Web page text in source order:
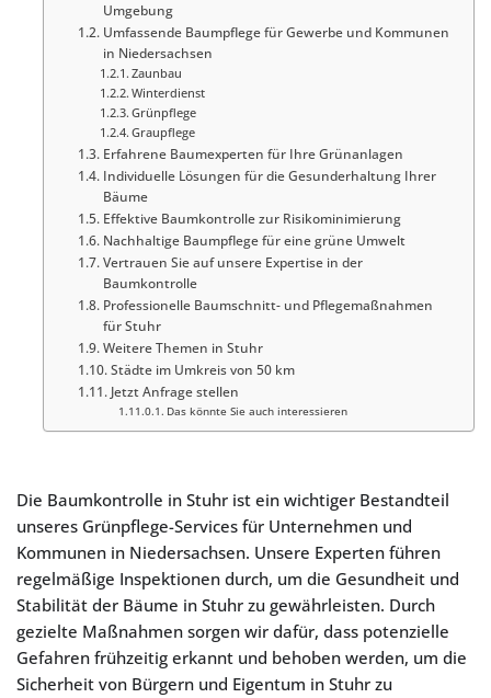
Umgebung
Umfassende Baumpflege für Gewerbe und Kommunen
in Niedersachsen
Zaunbau
Winterdienst
Grünpflege
Graupflege
Erfahrene Baumexperten für Ihre Grünanlagen
Individuelle Lösungen für die Gesunderhaltung Ihrer
Bäume
Effektive Baumkontrolle zur Risikominimierung
Nachhaltige Baumpflege für eine grüne Umwelt
Vertrauen Sie auf unsere Expertise in der
Baumkontrolle
Professionelle Baumschnitt- und Pflegemaßnahmen
für Stuhr
Weitere Themen in Stuhr
Städte im Umkreis von 50 km
Jetzt Anfrage stellen
Das könnte Sie auch interessieren
Die Baumkontrolle in Stuhr ist ein wichtiger Bestandteil
unseres Grünpflege-Services für Unternehmen und
Kommunen in Niedersachsen. Unsere Experten führen
regelmäßige Inspektionen durch, um die Gesundheit und
Stabilität der Bäume in Stuhr zu gewährleisten. Durch
gezielte Maßnahmen sorgen wir dafür, dass potenzielle
Gefahren frühzeitig erkannt und behoben werden, um die
Sicherheit von Bürgern und Eigentum in Stuhr zu